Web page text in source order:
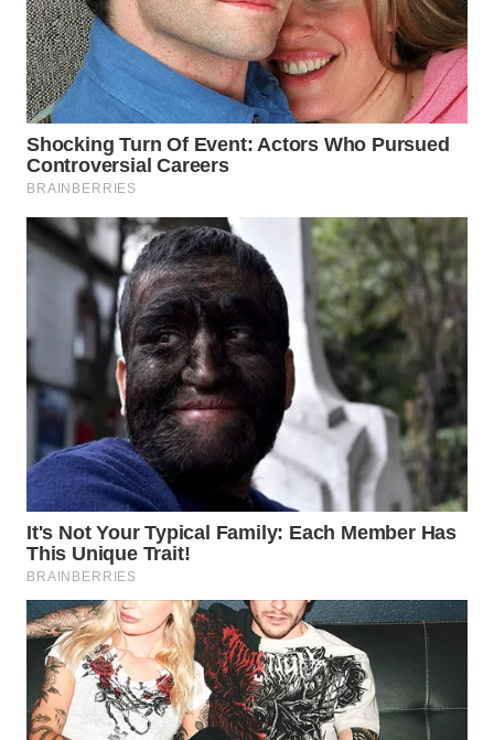
WN
TANGERANG
WN
BINJAI
CIREBON
WN
INDRAMAYU
WN
KUNINGAN
WN
MAJALENGKA
WN
SUBANG
WN
SUKABUMI
WN
PURWAKARTA